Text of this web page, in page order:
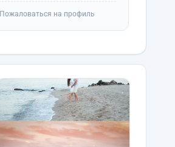
Пожаловаться на профиль